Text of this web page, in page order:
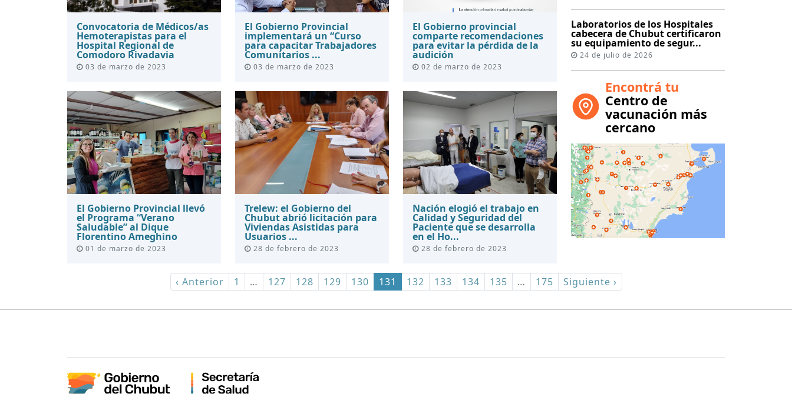
Convocatoria de Médicos/as
Hemoterapistas para el
Hospital Regional de
Comodoro Rivadavia
03 de marzo de 2023
El Gobierno Provincial
implementará un “Curso
para capacitar Trabajadores
Comunitarios ...
03 de marzo de 2023
El Gobierno provincial
comparte recomendaciones
para evitar la pérdida de la
audición
02 de marzo de 2023
El Gobierno Provincial llevó
el Programa “Verano
Saludable” al Dique
Florentino Ameghino
01 de marzo de 2023
Trelew: el Gobierno del
Chubut abrió licitación para
Viviendas Asistidas para
Usuarios ...
28 de febrero de 2023
Nación elogió el trabajo en
Calidad y Seguridad del
Paciente que se desarrolla
en el Ho...
28 de febrero de 2023
Laboratorios de los Hospitales
cabecera de Chubut certificaron
su equipamiento de segur...
24 de julio de 2026
Encontrá tu
Centro de
vacunación más
cercano
‹ Anterior 1 … 127 128 129 130 131 132 133 134 135 … 175 Siguiente ›